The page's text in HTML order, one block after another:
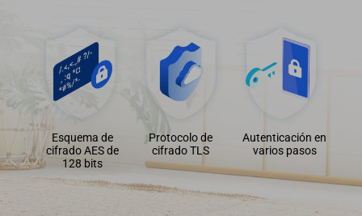
Esquema de
cifrado AES de
128 bits
Protocolo de
cifrado TLS
Autenticación en
varios pasos